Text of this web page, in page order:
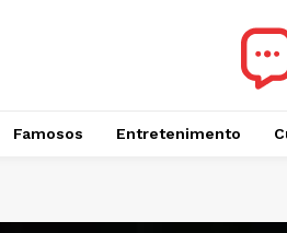
Famosos Entretenimento